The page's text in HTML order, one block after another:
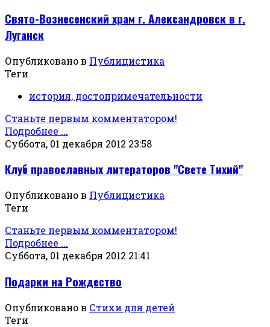
Свято-Вознесенский храм г. Александровск в г.
Луганск
Опубликовано в Публицистика
Теги
история, достопримечательности
Станьте первым комментатором!
Подробнее ...
Суббота, 01 декабря 2012 23:58
Клуб православных литераторов "Свете Тихий"
Опубликовано в Публицистика
Теги
Станьте первым комментатором!
Подробнее ...
Суббота, 01 декабря 2012 21:41
Подарки на Рождество
Опубликовано в Стихи для детей
Теги